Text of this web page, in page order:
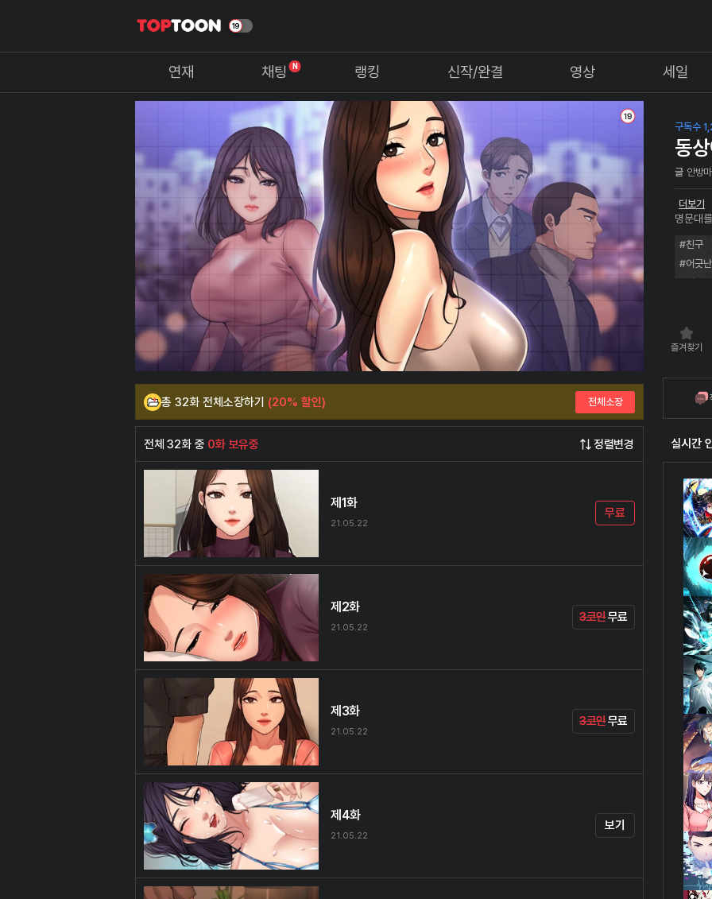
연재 채팅 N 랭킹 신작/완결 영상 세일
구독수
동
글 안방
더보기
명문대
첫사랑
녀가
되었다
#친구
#어긋
즐겨찾기
실시간
총 32화 전체소장하기 (20% 할인) 전체소장
전체 32화 중 0화 보유중 정렬변경
제1화
21.05.22
무료
제2화
21.05.22
3코인무료
제3화
21.05.22
3코인무료
제4화
21.05.22
보기